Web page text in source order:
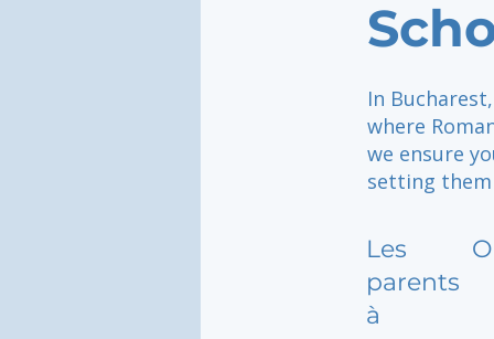
In
where
we ensure
setting
Les
parents
à